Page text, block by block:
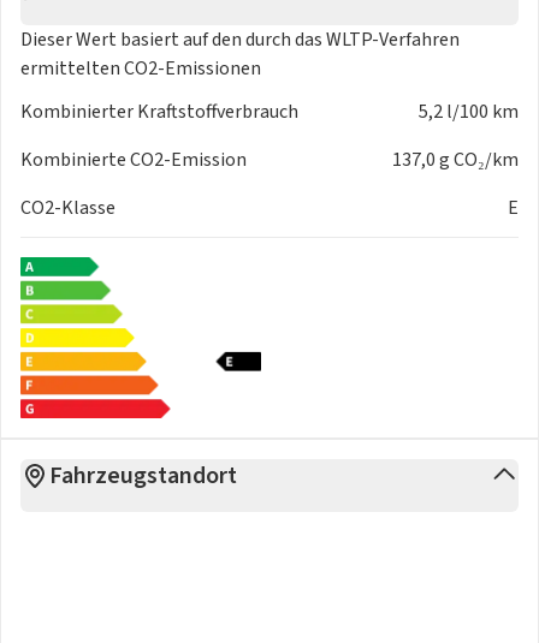
- Endrohrblenden dunkel verchromt
- Fensterzierleisten und Anbauteile dunkel
- Dachreling
Licht & Sicht
- Leaving Home Funktion
- LED-Scheinwerfer Plus
- Umfeldbeleuchtung mit Logoprojektion
- Wärmeschutz- und Akustikverglasung Frontscheibe
- Innenbeleuchtung
Garantie
- Anschlussgarantie 3 Jahre, max. 100.000 km
- Verkehrszeichenerkennung
Dieser Wert basiert auf den durch dasWLTP-Verfahren
ermittelten CO2-Emissionen
Kombinierter Kraftstoffverbrauch
5,2 l/100 km
Kombinierte CO2-Emission
137,0 g CO₂/km
CO2-Klasse
E
Fahrzeugstandort